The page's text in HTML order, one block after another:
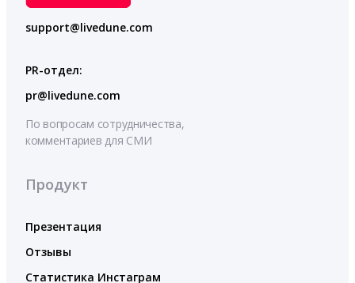
support@livedune.com
PR-отдел:
pr@livedune.com
По вопросам сотрудничества,
комментариев для СМИ
Продукт
Презентация
Отзывы
Статистика Инстаграм